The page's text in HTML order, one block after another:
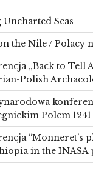
Seas
the Nile / Polacy
„Back to Tell
Polish
Polem 1241
“Monneret’s
in the